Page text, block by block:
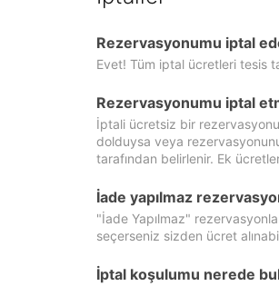
Rezervasyonumu iptal
Evet! Tüm iptal ücretleri tesis
Rezervasyonumu iptal
İptali ücretsiz bir
dolduysa veya
tarafından belirlenir. Ek
İade yapılmaz
"İade Yapılmaz"
seçerseniz sizden ücret
İptal koşulumu nerede